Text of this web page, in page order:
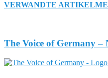
VERWANDTE ARTIKEL
The Voice of Germany –